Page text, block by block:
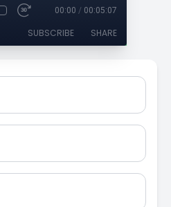
00:00 / 00:05:07
SUBSCRIBE SHARE